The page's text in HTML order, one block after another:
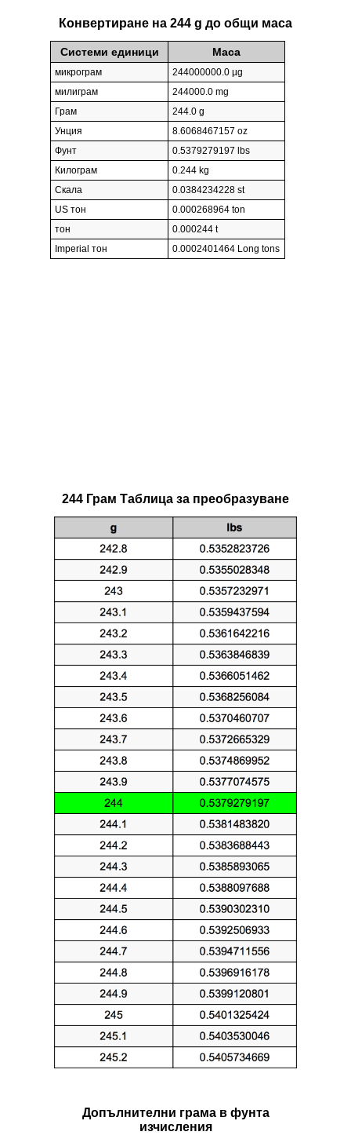
Конвертиране на 244 g до общи маса
Системи единици Маса
микрограм
244000000.0 µg
милиграм
244000.0 mg
Грам
244.0 g
Унция
8.6068467157 oz
Фунт
0.5379279197 lbs
Килограм
0.244 kg
Скала
0.0384234228 st
US тон
0.000268964 ton
тон
0.000244 t
Imperial тон
0.0002401464 Long tons
244 Грам Таблица за преобразуване
Допълнителни грама в фунтa
изчисления